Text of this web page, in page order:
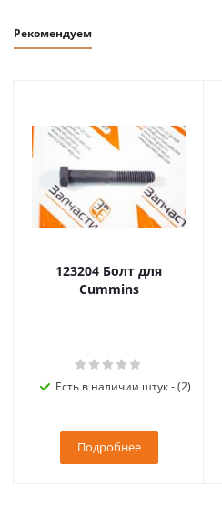
Рекомендуем
123204 Болт для
Cummins
Есть в наличии штук - (2)
Подробнее